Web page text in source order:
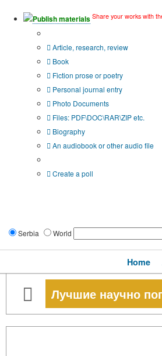
Publish materials Share your works with
Article, research, review
Book
Fiction prose or poetry
Personal journal entry
Photo Documents
Files: PDF\DOC\RAR\ZIP etc.
Biography
An audiobook or other audio file
Create a poll
Serbia World
Home
Лучшие научно